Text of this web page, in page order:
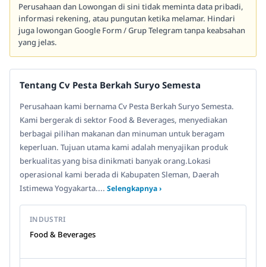
Perusahaan dan Lowongan di sini tidak meminta data pribadi,
informasi rekening, atau pungutan ketika melamar. Hindari
juga lowongan Google Form / Grup Telegram tanpa keabsahan
yang jelas.
Tentang Cv Pesta Berkah Suryo Semesta
Perusahaan kami bernama Cv Pesta Berkah Suryo Semesta.
Kami bergerak di sektor Food & Beverages, menyediakan
berbagai pilihan makanan dan minuman untuk beragam
keperluan. Tujuan utama kami adalah menyajikan produk
berkualitas yang bisa dinikmati banyak orang.Lokasi
operasional kami berada di Kabupaten Sleman, Daerah
Istimewa Yogyakarta.... Selengkapnya ›
INDUSTRI
Food & Beverages